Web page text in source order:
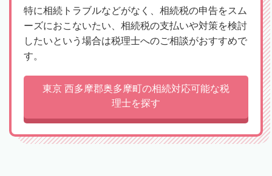
特に相続トラブルなどがなく、相続税の申告をスム
ーズにおこないたい、相続税の支払いや対策を検討
したいという場合は税理士へのご相談がおすすめで
す。
東京 西多摩郡奥多摩町の相続対応可能な税
理士を探す